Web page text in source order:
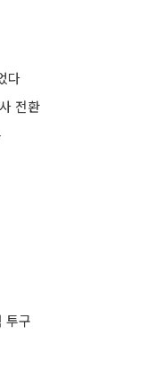
다
전환
투구